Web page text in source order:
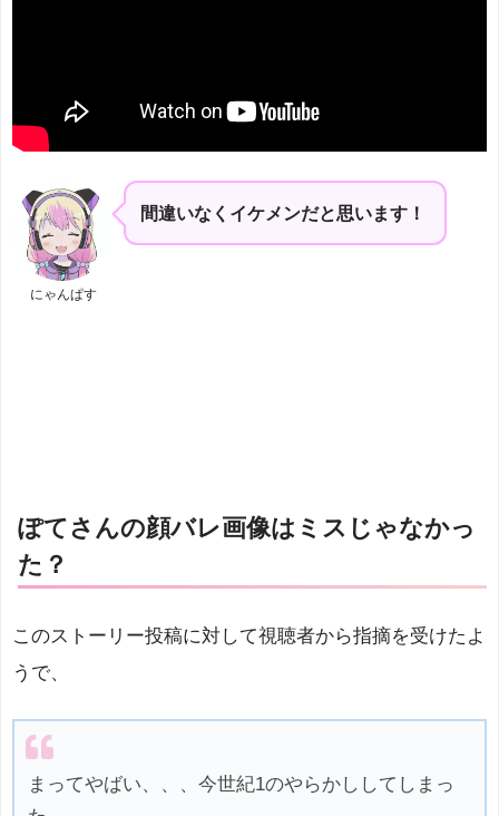
にゃんぱす
間違いなくイケメンだと思います！
ぽてさんの顔バレ画像はミスじゃなかっ
た？
このストーリー投稿に対して視聴者から指摘を受けたよ
うで、
まってやばい、、、今世紀1のやらかししてしまっ